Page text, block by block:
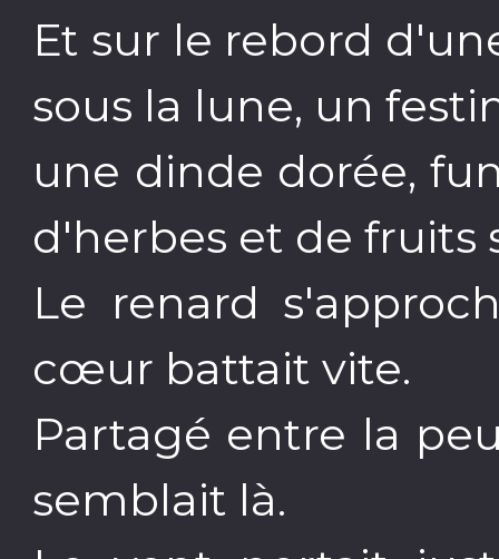
Et sur le rebord
sous la lune, un
une dinde dorée,
d'herbes et de fruits
Le renard
cœur battait vite.
Partagé entre la
semblait là.